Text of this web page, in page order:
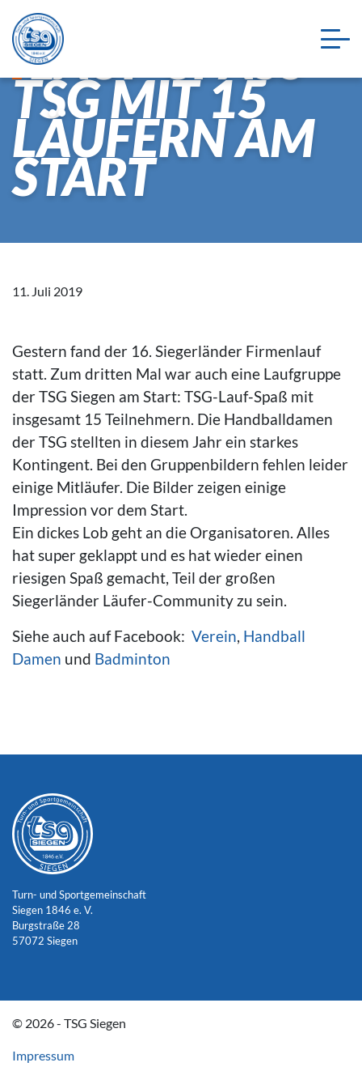
LAUF-SPASS-T
SG MIT 15 L
ÄUFERN AM S
TART
11. Juli 2019
Gestern fand der 16. Siegerländer Firmenlauf
statt. Zum dritten Mal war auch eine Laufgruppe
der TSG Siegen am Start: TSG-Lauf-Spaß mit
insgesamt 15 Teilnehmern. Die Handballdamen
der TSG stellten in diesem Jahr ein starkes
Kontingent. Bei den Gruppenbildern fehlen leider
einige Mitläufer. Die Bilder zeigen einige
Impression vor dem Start.
Ein dickes Lob geht an die Organisatoren. Alles
hat super geklappt und es hat wieder einen
riesigen Spaß gemacht, Teil der großen
Siegerländer Läufer-Community zu sein.
Siehe auch auf Facebook: Verein, Handball
Damen und Badminton
Turn- und Sportgemeinschaft
Siegen 1846 e. V.
Burgstraße 28
57072 Siegen
© 2026 - TSG Siegen
Impressum